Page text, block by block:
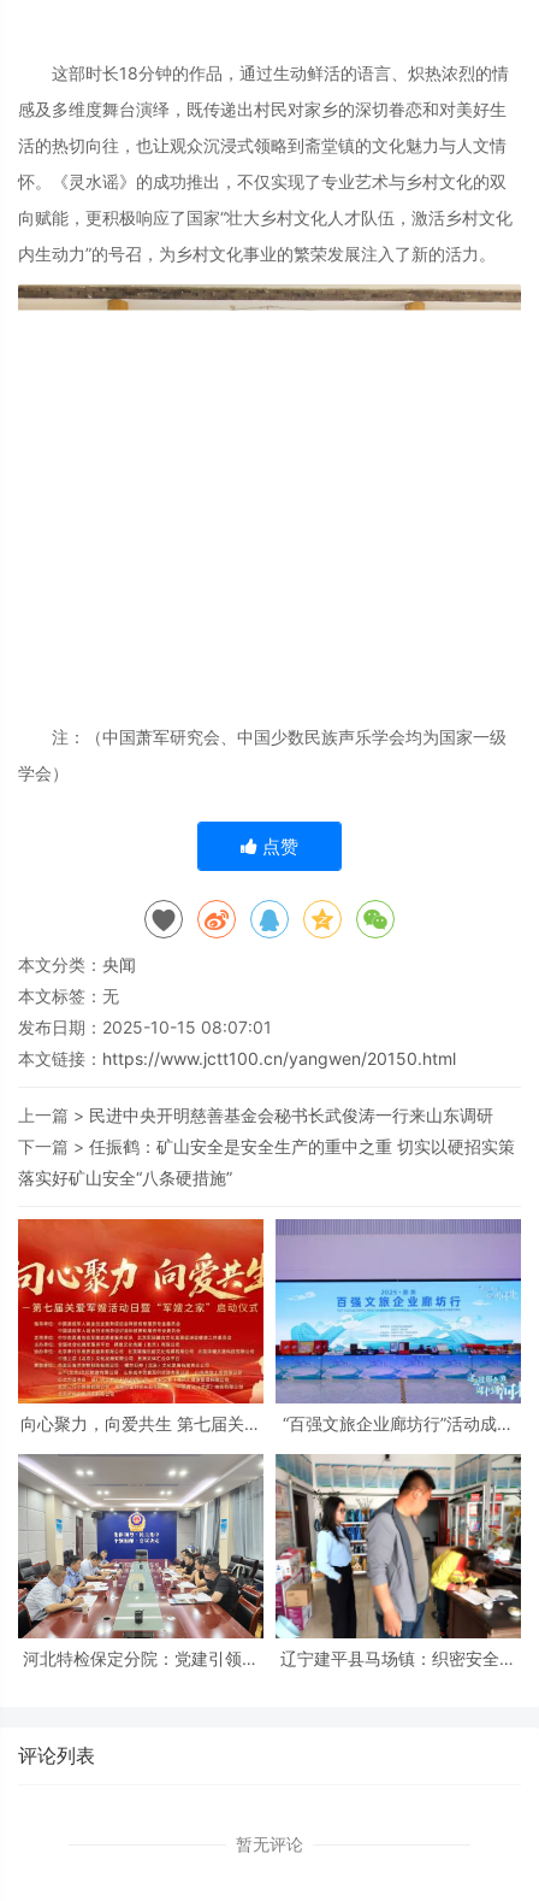
这部时长18分钟的作品，通过生动鲜活的语言、炽热浓烈的情
感及多维度舞台演绎，既传递出村民对家乡的深切眷恋和对美好生
活的热切向往，也让观众沉浸式领略到斋堂镇的文化魅力与人文情
怀。《灵水谣》的成功推出，不仅实现了专业艺术与乡村文化的双
向赋能，更积极响应了国家“壮大乡村文化人才队伍，激活乡村文化
内生动力”的号召，为乡村文化事业的繁荣发展注入了新的活力。
注：（中国萧军研究会、中国少数民族声乐学会均为国家一级
学会）
点赞
本文分类： 央闻
本文标签：无
发布日期：2025-10-15 08:07:01
本文链接： https://www.jctt100.cn/yangwen/20150.html
上一篇 > 民进中央开明慈善基金会秘书长武俊涛一行来山东调研
下一篇 > 任振鹤：矿山安全是安全生产的重中之重 切实以硬招实策
落实好矿山安全“八条硬措施”
向心聚力，向爱共生 第七届关爱
式在京隆重举行
“百强文旅企业廊坊行”活动成功
河北特检保定分院：党建引领促
辽宁建平县马场镇：织密安全防
评论列表
暂无评论